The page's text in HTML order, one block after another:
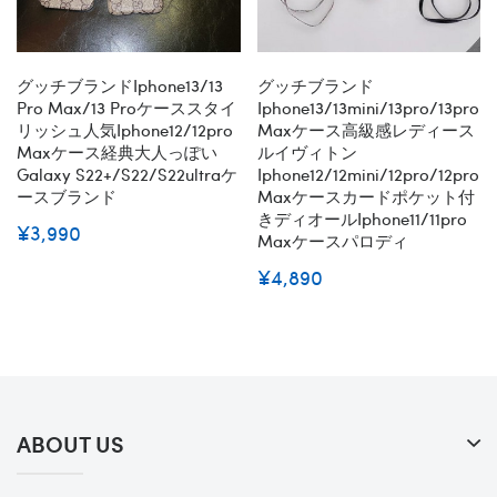
グッチブランドiphone13/13
Pro Max/13 Proケーススタイ
リッシュ人気iphone12/12pro
Maxケース経典大人っぽい
Galaxy S22+/S22/S22ultraケ
ースブランド
¥3,990
グッチブランド
Iphone13/13mini/13pro/13pro
Maxケース高級感レディース
ルイヴィトン
Iphone12/12mini/12pro/12pro
Maxケースカードポケット付
きディオールiphone11/11pro
Maxケースパロディ
¥4,890
ABOUT US